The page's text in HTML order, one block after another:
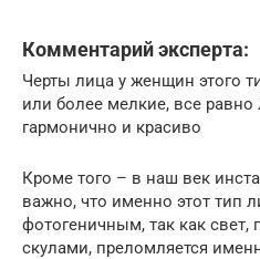
Комментарий эксперта:
Черты лица у женщин этого
или более мелкие, все равно
гармонично и красиво
Кроме того – в наш век
важно, что именно этот тип
фотогеничным, так как
скулами, преломляется